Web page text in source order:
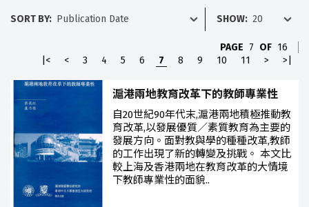
SORT BY: SHOW:
PAGE 7 OF 16
|<
< 3 4 5 6 7 8 9 10 11 > >|
滬港兩地教育改革下的教師專業性
自20世紀90年代末,滬港兩地積極推動教
育改革,以發展優質／素質教育為主要的
發展方向。面對教與學的種種改革,教師
的工作出現了新的轉變及挑戰。 本文比
較上海及香港兩地在教育改革的大情境
下教師專業性的面貌..